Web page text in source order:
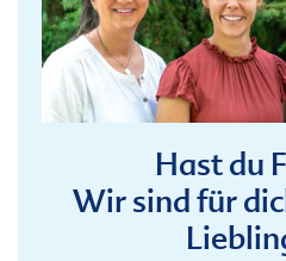
Hast du
Wir sind für